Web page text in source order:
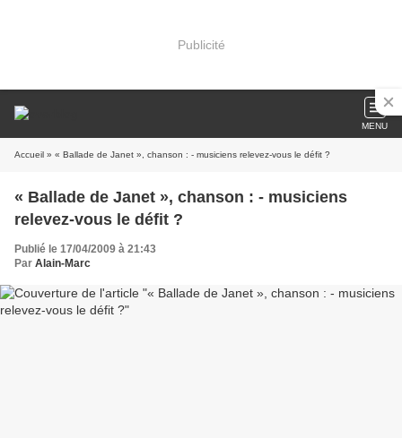
Publicité
MENU
Accueil » « Ballade de Janet », chanson : - musiciens relevez-vous le défit ?
« Ballade de Janet », chanson : - musiciens
relevez-vous le défit ?
Publié le 17/04/2009 à 21:43
Par Alain-Marc